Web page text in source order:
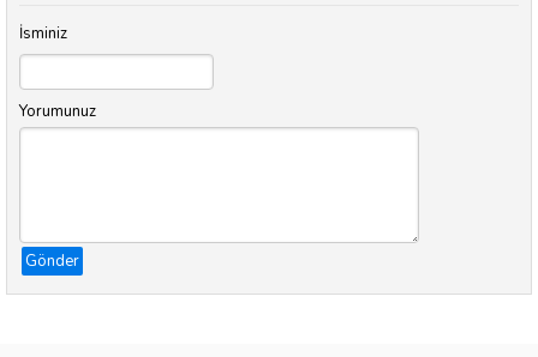
İsminiz
Yorumunuz
Gönder